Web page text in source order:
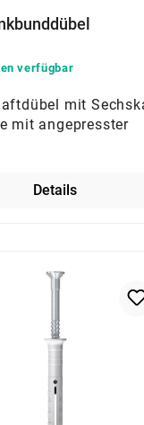
verfügbar
mit
mit angepresster
Details